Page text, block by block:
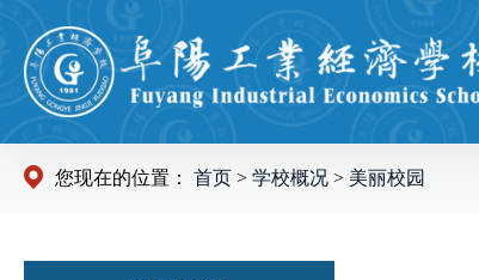
您现在的位置： 首页 > 学校概况 > 美丽校园